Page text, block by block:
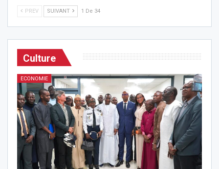
PREV SUIVANT 1 De 34
Culture
ECONOMIE